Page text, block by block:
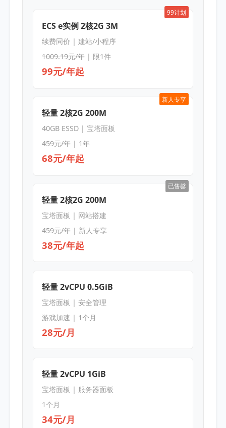
99计划
ECS e实例 2核2G 3M
续费同价 | 建站/小程序
1009.19元/年| 限1件
99元/年起
新人专享
轻量 2核2G 200M
40GB ESSD | 宝塔面板
459元/年| 1年
68元/年起
已售罄
轻量 2核2G 200M
宝塔面板 | 网站搭建
459元/年| 新人专享
38元/年起
轻量 2vCPU 0.5GiB
宝塔面板 | 安全管理
游戏加速 | 1个月
28元/月
轻量 2vCPU 1GiB
宝塔面板 | 服务器面板
1个月
34元/月